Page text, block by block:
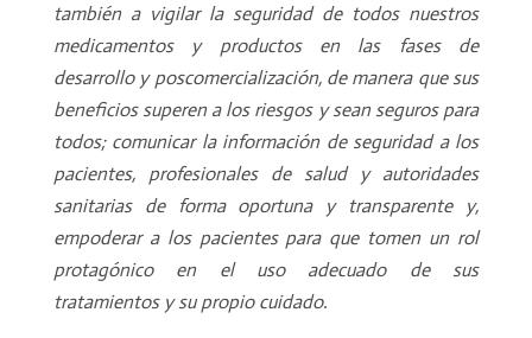
también a vigilar la seguridad de todos nuestros
medicamentos y productos en las fases de
desarrollo y poscomercialización, de manera que sus
beneficios superen a los riesgos y sean seguros para
todos; comunicar la información de seguridad a los
pacientes, profesionales de salud y autoridades
sanitarias de forma oportuna y transparente y,
empoderar a los pacientes para que tomen un rol
protagónico en el uso adecuado de sus
tratamientos y su propio cuidado.